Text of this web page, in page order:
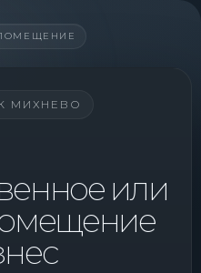
МИХНЕВО
или